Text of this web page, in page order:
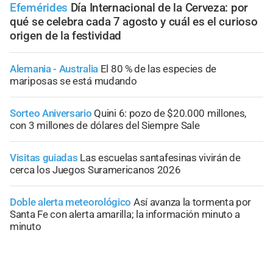
Efemérides Día Internacional de la Cerveza: por
qué se celebra cada 7 agosto y cuál es el curioso
origen de la festividad
Alemania - Australia El 80 % de las especies de
mariposas se está mudando
Sorteo Aniversario Quini 6: pozo de $20.000 millones,
con 3 millones de dólares del Siempre Sale
Visitas guiadas Las escuelas santafesinas vivirán de
cerca los Juegos Suramericanos 2026
Doble alerta meteorológico Así avanza la tormenta por
Santa Fe con alerta amarilla; la información minuto a
minuto